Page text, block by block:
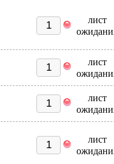
лист
лист
лист
лист